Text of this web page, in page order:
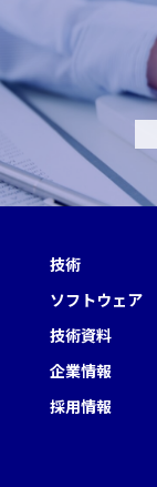
技術
ソフトウェア
技術資料
企業情報
採用情報